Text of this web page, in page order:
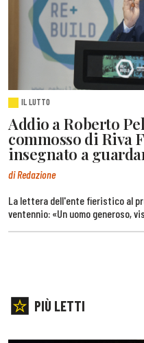
IL LUTTO
Addio a Roberto
commosso di Riva
insegnato a
di Redazione
La lettera dell'ente fieristico al
ventennio: «Un uomo generoso,
PIÙ LETTI